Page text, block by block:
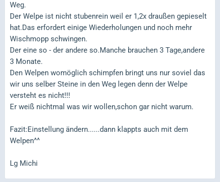
Weg.
Der Welpe ist nicht stubenrein weil er 1,2x draußen gepieselt
hat.Das erfordert einige Wiederholungen und noch mehr
Wischmopp schwingen.
Der eine so - der andere so.Manche brauchen 3 Tage,andere
3 Monate.
Den Welpen womöglich schimpfen bringt uns nur soviel das
wir uns selber Steine in den Weg legen denn der Welpe
versteht es nicht!!!
Er weiß nichtmal was wir wollen,schon gar nicht warum.
Fazit:Einstellung ändern......dann klappts auch mit dem
Welpen^^
Lg Michi